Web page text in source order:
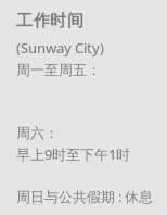
工作时间
(Sunway City)
周一至周五：
周六：
早上9时至下午1时
周日与公共假期 : 休息